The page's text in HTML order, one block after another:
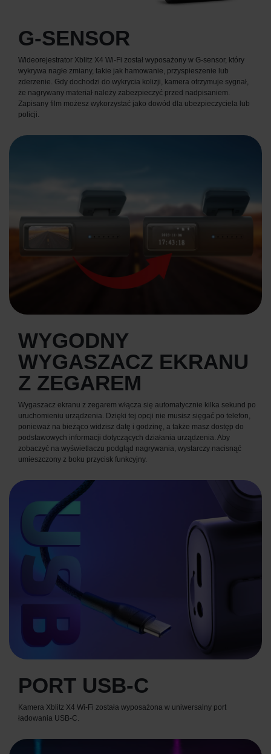
G-SENSOR
Wideorejestrator Xblitz X4 Wi-Fi został wyposażony w G-sensor, który
wykrywa nagłe zmiany, takie jak hamowanie, przyspieszenie lub
zderzenie. Gdy dochodzi do wykrycia kolizji, kamera otrzymuje sygnał,
że nagrywany materiał należy zabezpieczyć przed nadpisaniem.
Zapisany film możesz wykorzystać jako dowód dla ubezpieczyciela lub
policji.
WYGODNY
WYGASZACZ EKRANU
Z ZEGAREM
Wygaszacz ekranu z zegarem włącza się automatycznie kilka sekund po
uruchomieniu urządzenia. Dzięki tej opcji nie musisz sięgać po telefon,
ponieważ na bieżąco widzisz datę i godzinę, a także masz dostęp do
podstawowych informacji dotyczących działania urządzenia. Aby
zobaczyć na wyświetlaczu podgląd nagrywania, wystarczy nacisnąć
umieszczony z boku przycisk funkcyjny.
PORT USB-C
Kamera Xblitz X4 Wi-Fi została wyposażona w uniwersalny port
ładowania USB-C.